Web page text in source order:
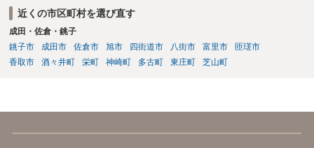
近くの市区町村を選び直す
成田・佐倉・銚子
銚子市
成田市 佐倉市 旭市 四街道市 八街市 富里市
匝瑳市
香取市
酒々井町 栄町 神崎町 多古町 東庄町 芝山町